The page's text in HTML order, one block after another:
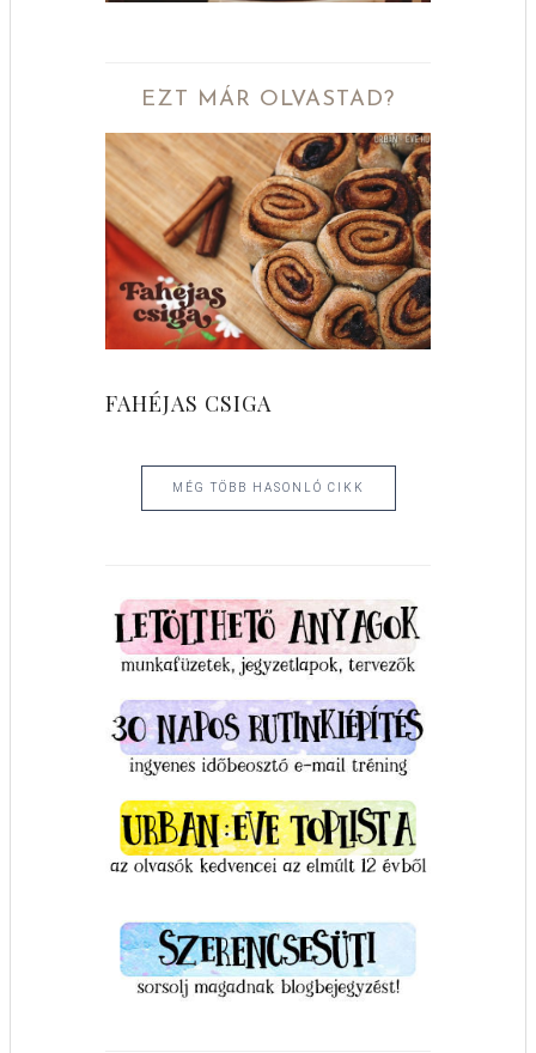
EZT MÁR OLVASTAD?
FAHÉJAS CSIGA
MÉG TÖBB HASONLÓ CIKK